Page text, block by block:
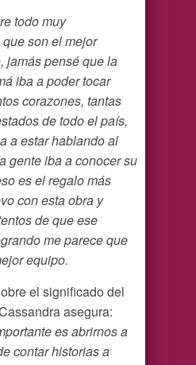
todo muy
son el mejor
jamás pensé que la
iba a poder tocar
corazones, tantas
de todo el país,
a estar hablando al
gente iba a conocer su
es el regalo más
con esta obra y
de que ese
me parece que
equipo.
el significado del
asegura:
es abrirnos a
contar historias a